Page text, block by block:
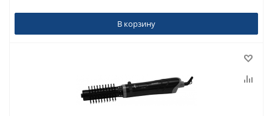
В корзину